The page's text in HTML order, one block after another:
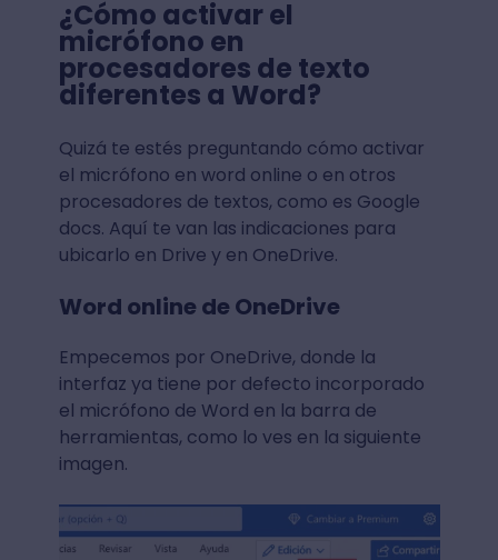
¿Cómo activar el
micrófono en
procesadores de texto
diferentes a Word?
Quizá te estés preguntando cómo activar
el micrófono en word online o en otros
procesadores de textos, como es Google
docs. Aquí te van las indicaciones para
ubicarlo en Drive y en OneDrive.
Word online de OneDrive
Empecemos por OneDrive, donde la
interfaz ya tiene por defecto incorporado
el micrófono de Word en la barra de
herramientas, como lo ves en la siguiente
imagen.